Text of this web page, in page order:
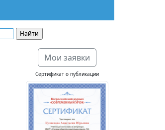
Мои заявки
Сертификат о публикации